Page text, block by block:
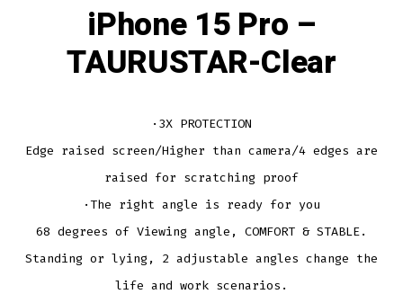
iPhone 15 Pro –
TAURUSTAR-Clear
·3X PROTECTION
Edge raised screen/Higher than camera/4 edges are
raised for scratching proof
·The right angle is ready for you
68 degrees of Viewing angle, COMFORT & STABLE.
Standing or lying, 2 adjustable angles change the
life and work scenarios.